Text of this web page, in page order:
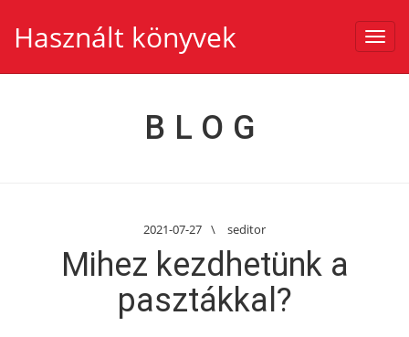
Használt könyvek
BLOG
2021-07-27 \ seditor
Mihez kezdhetünk a
pasztákkal?